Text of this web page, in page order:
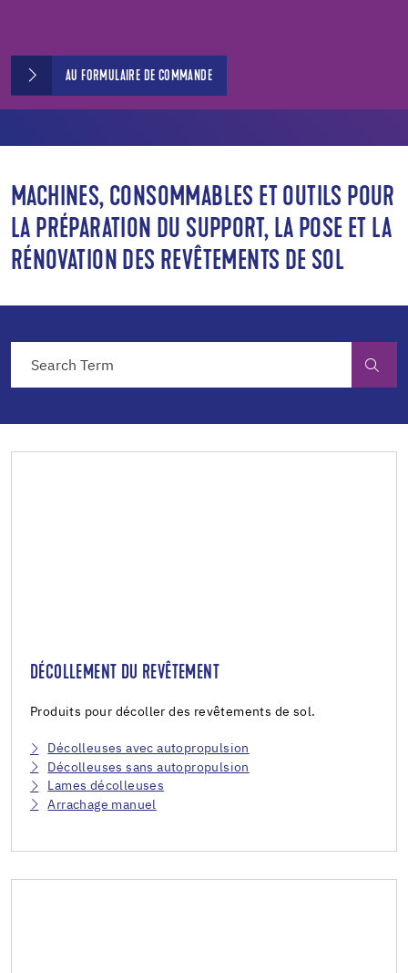
AU FORMULAIRE DE COMMANDE
MACHINES, CONSOMMABLES ET OUTILS POUR
LA PRÉPARATION DU SUPPORT, LA POSE ET LA
RÉNOVATION DES REVÊTEMENTS DE SOL
DÉCOLLEMENT DU REVÊTEMENT
Produits pour décoller des revêtements de sol.
Décolleuses avec autopropulsion
Décolleuses sans autopropulsion
Lames décolleuses
Arrachage manuel